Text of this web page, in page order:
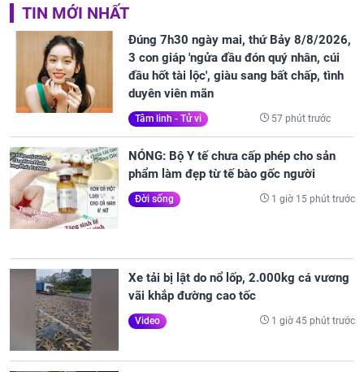
TIN MỚI NHẤT
Đúng 7h30 ngày mai, thứ Bảy 8/8/2026,
3 con giáp 'ngửa đầu đón quý nhân, cúi
đầu hốt tài lộc', giàu sang bất chấp, tình
duyên viên mãn
Tâm linh - Tử vi 57 phút trước
NÓNG: Bộ Y tế chưa cấp phép cho sản
phẩm làm đẹp từ tế bào gốc người
Đời sống 1 giờ 15 phút trước
Xe tải bị lật do nổ lốp, 2.000kg cá vương
vãi khắp đường cao tốc
Video 1 giờ 45 phút trước